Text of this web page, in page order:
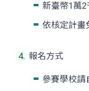
新臺幣1萬2
依核定計畫
報名方式
參賽學校請